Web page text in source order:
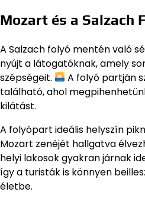
Mozart és a Salzach
A Salzach folyó mentén való
nyújt a látogatóknak, amely
szépségeit.
A folyó partján
található, ahol
kilátást.
A folyópart ideális helyszín
Mozart zenéjét hallgatva
helyi lakosok gyakran járnak
így a turisták is könnyen
életbe.